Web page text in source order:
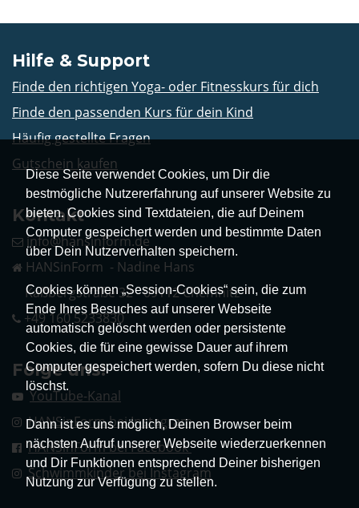
Diese Seite verwendet Cookies, um Dir die
bestmögliche Nutzererfahrung auf unserer Website zu
bieten. Cookies sind Textdateien, die auf Deinem
Computer gespeichert werden und bestimmte Daten
über Dein Nutzerverhalten speichern.
Cookies können „Session-Cookies“ sein, die zum
Ende Ihres Besuches auf unserer Webseite
automatisch gelöscht werden oder persistente
Cookies, die für eine gewisse Dauer auf ihrem
Computer gespeichert werden, sofern Du diese nicht
löschst.
Dann ist es uns möglich, Deinen Browser beim
nächsten Aufruf unserer Webseite wiederzuerkennen
und Dir Funktionen entsprechend Deiner bisherigen
Nutzung zur Verfügung zu stellen.
Hilfe & Support
Finde den richtigen Yoga- oder Fitnesskurs für dich
Finde den passenden Kurs für dein Kind
Häufig gestellte Fragen
Gutschein kaufen
Kontakt
info@hansinform.de
HANSinForm - Nadine Hans
Kaßbergstraße 32 - 09112 Chemnitz
+49 160 5233830
Folge uns!
YouTube-Kanal
HANSinForm bei Instagram
HANSinForm bei Facebook
Schwimmkinder bei Instagram